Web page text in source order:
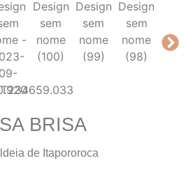
BRISA
de Itapororoca